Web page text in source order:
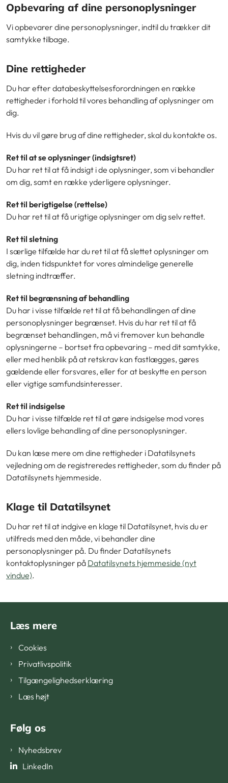
Opbevaring af dine personoplysninger
Vi opbevarer dine personoplysninger, indtil du trækker dit
samtykke tilbage.
Dine rettigheder
Du har efter databeskyttelsesforordningen en række
rettigheder i forhold til vores behandling af oplysninger om
dig.
Hvis du vil gøre brug af dine rettigheder, skal du kontakte os.
Ret til at se oplysninger (indsigtsret)
Du har ret til at få indsigt i de oplysninger, som vi behandler
om dig, samt en række yderligere oplysninger.
Ret til berigtigelse (rettelse)
Du har ret til at få urigtige oplysninger om dig selv rettet.
Ret til sletning
I særlige tilfælde har du ret til at få slettet oplysninger om
dig, inden tidspunktet for vores almindelige generelle
sletning indtræffer.
Ret til begrænsning af behandling
Du har i visse tilfælde ret til at få behandlingen af dine
personoplysninger begrænset. Hvis du har ret til at få
begrænset behandlingen, må vi fremover kun behandle
oplysningerne – bortset fra opbevaring – med dit samtykke,
eller med henblik på at retskrav kan fastlægges, gøres
gældende eller forsvares, eller for at beskytte en person
eller vigtige samfundsinteresser.
Ret til indsigelse
Du har i visse tilfælde ret til at gøre indsigelse mod vores
ellers lovlige behandling af dine personoplysninger.
Du kan læse mere om dine rettigheder i Datatilsynets
vejledning om de registreredes rettigheder, som du finder på
Datatilsynets hjemmeside.
Klage til Datatilsynet
Du har ret til at indgive en klage til Datatilsynet, hvis du er
utilfreds med den måde, vi behandler dine
personoplysninger på. Du finder Datatilsynets
kontaktoplysninger på Datatilsynets hjemmeside (nyt
vindue).
Læs mere
Cookies
Privatlivspolitik
Tilgængelighedserklæring
Læs højt
Følg os
Nyhedsbrev
LinkedIn